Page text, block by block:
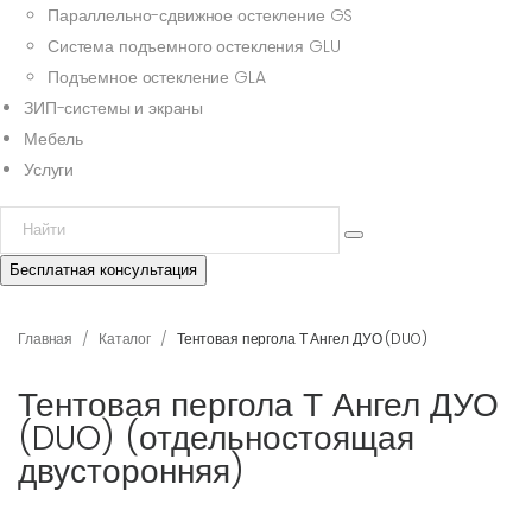
Параллельно-сдвижное остекление GS
Система подъемного остекления GLU
Подъемное остекление GLA
ЗИП-системы и экраны
Мебель
Услуги
Бесплатная консультация
Главная / Каталог / Тентовая пергола Т Ангел ДУО (DUO)
Тентовая пергола Т Ангел ДУО
(DUO) (отдельностоящая
двусторонняя)